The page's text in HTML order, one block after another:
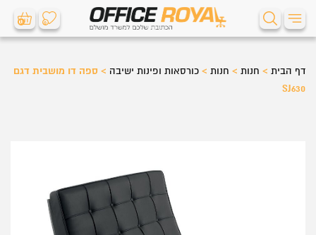
0 0
דף הבית > חנות > חנות > כורסאות ופינות ישיבה > ספה דו מושבית דגם
SJ630